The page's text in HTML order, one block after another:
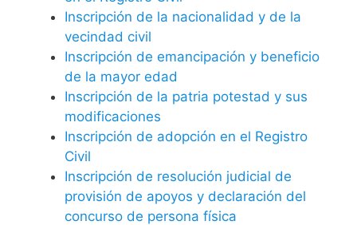
Inscripción de la nacionalidad y de la
vecindad civil
Inscripción de emancipación y beneficio
de la mayor edad
Inscripción de la patria potestad y sus
modificaciones
Inscripción de adopción en el Registro
Civil
Inscripción de resolución judicial de
provisión de apoyos y declaración del
concurso de persona física